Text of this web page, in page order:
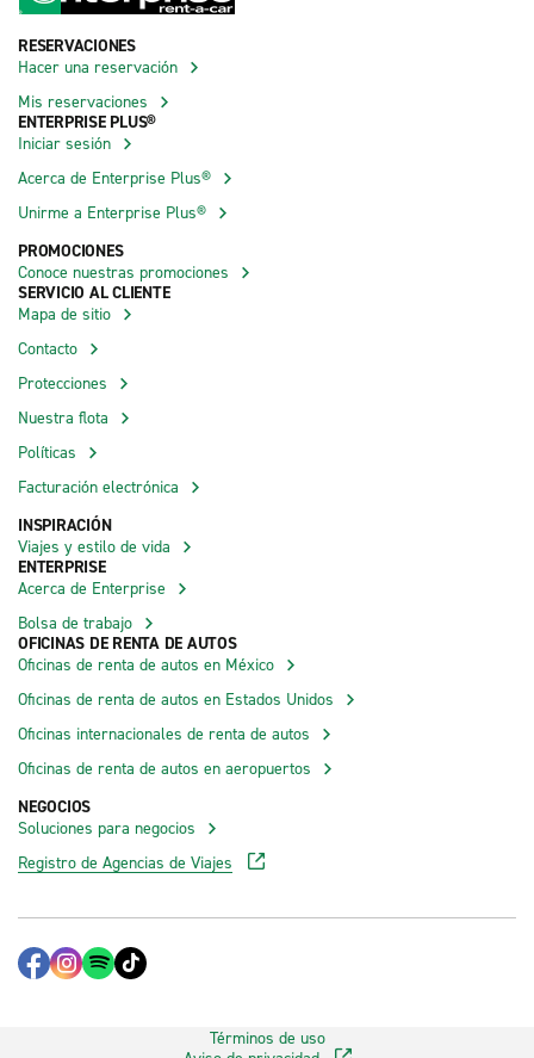
RESERVACIONES
Hacer una reservación
Mis reservaciones
ENTERPRISE PLUS®
Iniciar sesión
Acerca de Enterprise Plus®
Unirme a Enterprise Plus®
PROMOCIONES
Conoce nuestras promociones
SERVICIO AL CLIENTE
Mapa de sitio
Contacto
Protecciones
Nuestra flota
Políticas
Facturación electrónica
INSPIRACIÓN
Viajes y estilo de vida
ENTERPRISE
Acerca de Enterprise
Bolsa de trabajo
OFICINAS DE RENTA DE AUTOS
Oficinas de renta de autos en México
Oficinas de renta de autos en Estados Unidos
Oficinas internacionales de renta de autos
Oficinas de renta de autos en aeropuertos
NEGOCIOS
Soluciones para negocios
Registro de Agencias de Viajes
Términos de uso